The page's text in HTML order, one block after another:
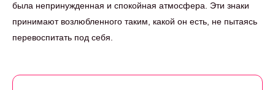
была непринужденная и спокойная атмосфера. Эти знаки
принимают возлюбленного таким, какой он есть, не пытаясь
перевоспитать под себя.